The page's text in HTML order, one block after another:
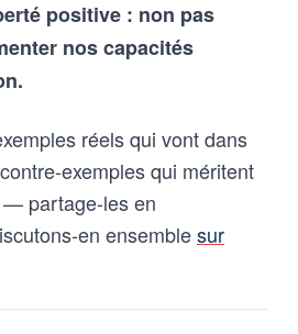
positive : non pas
nos capacités
réels qui vont dans
exemples qui méritent
partage-les en
en ensemblesur